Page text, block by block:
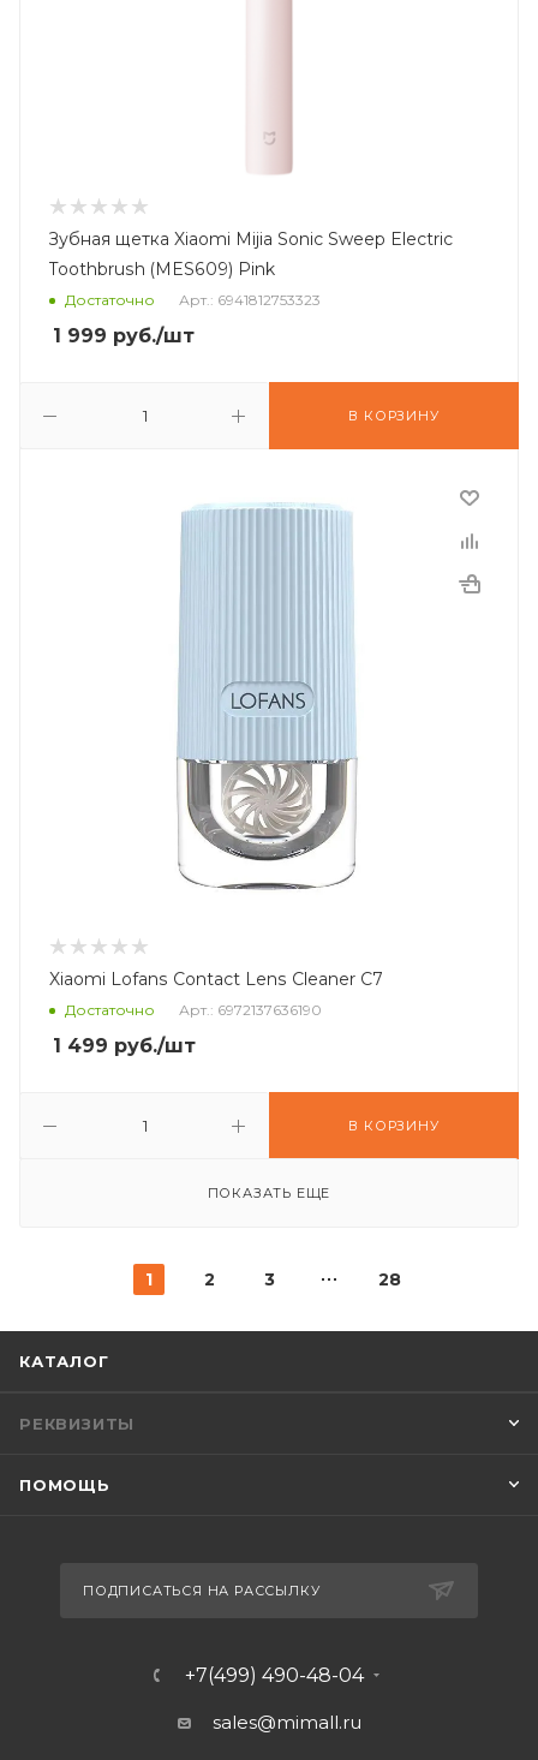
Зубная щетка Xiaomi Mijia Sonic Sweep Electric
Toothbrush (MES609) Pink
Достаточно Арт.: 6941812753323
1 999 руб./шт
В КОРЗИНУ
Xiaomi Lofans Contact Lens Cleaner С7
Достаточно Арт.: 6972137636190
1 499 руб./шт
В КОРЗИНУ
ПОКАЗАТЬ ЕЩЕ
1 2 3 28
КАТАЛОГ
РЕКВИЗИТЫ
ПОМОЩЬ
ПОДПИСАТЬСЯ НА РАССЫЛКУ
+7(499) 490-48-04
sales@mimall.ru